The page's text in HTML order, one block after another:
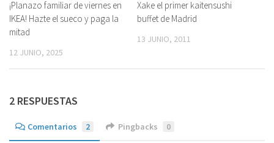
¡Planazo familiar de viernes en
IKEA! Hazte el sueco y paga la
mitad
12 JUNIO, 2025
Xake el primer kaitensushi
buffet de Madrid
13 JUNIO, 2011
2 RESPUESTAS
Comentarios 2 Pingbacks 0